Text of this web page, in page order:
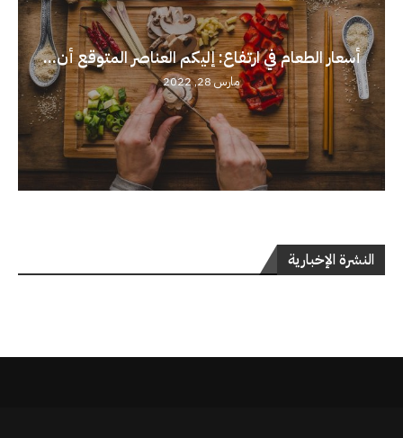
أسعار الطعام في ارتفاع: إليكم العناصر المتوقع أن...
مارس 28, 2022
النشرة الإخبارية